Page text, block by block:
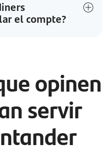
el compte?
opinen
servir